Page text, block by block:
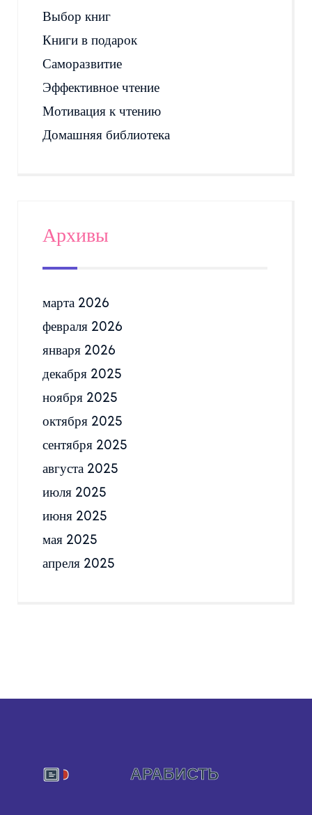
Выбор книг
Книги в подарок
Саморазвитие
Эффективное чтение
Мотивация к чтению
Домашняя библиотека
Архивы
марта 2026
февраля 2026
января 2026
декабря 2025
ноября 2025
октября 2025
сентября 2025
августа 2025
июля 2025
июня 2025
мая 2025
апреля 2025